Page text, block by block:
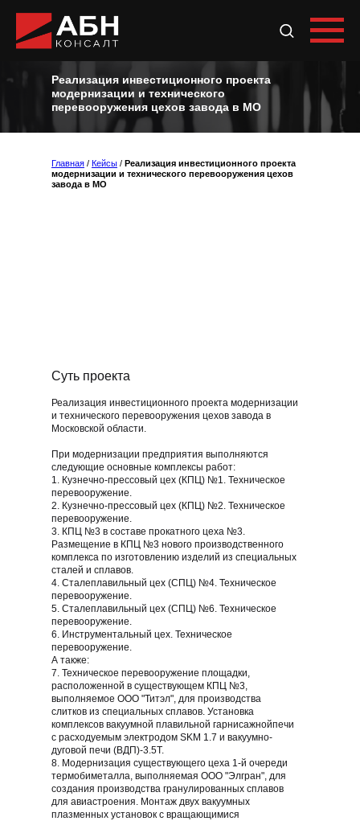
Реализация инвестиционного проекта
модернизации и технического
перевооружения цехов завода в МО
Главная / Кейсы / Реализация инвестиционного проекта
модернизации и технического перевооружения цехов
завода в МО
Подробнее
Суть проекта
Реализация инвестиционного проекта модернизации
и технического перевооружения цехов завода в
Московской области.
При модернизации предприятия выполняются
следующие основные комплексы работ:
1. Кузнечно-прессовый цех (КПЦ) №1. Техническое
перевооружение.
2. Кузнечно-прессовый цех (КПЦ) №2. Техническое
перевооружение.
3. КПЦ №3 в составе прокатного цеха №3.
Размещение в КПЦ №3 нового производственного
комплекса по изготовлению изделий из специальных
сталей и сплавов.
4. Сталеплавильный цех (СПЦ) №4. Техническое
перевооружение.
5. Сталеплавильный цех (СПЦ) №6. Техническое
перевооружение.
6. Инструментальный цех. Техническое
перевооружение.
А также:
7. Техническое перевооружение площадки,
расположенной в существующем КПЦ №3,
выполняемое ООО "Титэл", для производства
слитков из специальных сплавов. Установка
комплексов вакуумной плавильной гарнисажнойпечи
с расходуемым электродом SKM 1.7 и вакуумно-
дуговой печи (ВДП)-3.5Т.
8. Модернизация существующего цеха 1-й очереди
термобиметалла, выполняемая ООО "Элгран", для
создания производства гранулированных сплавов
для авиастроения. Монтаж двух вакуумных
плазменных установок с вращающимися